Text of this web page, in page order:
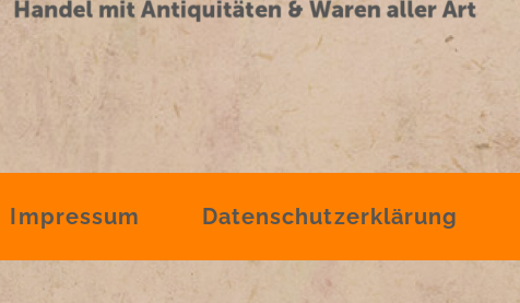
Impressum Datenschutzerklärung